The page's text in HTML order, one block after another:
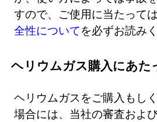
すので、ご使用に当たって
全性についてを必ずお読み
ヘリウムガス購入にあた
ヘリウムガスをご購入もし
場合には、当社の審査およ